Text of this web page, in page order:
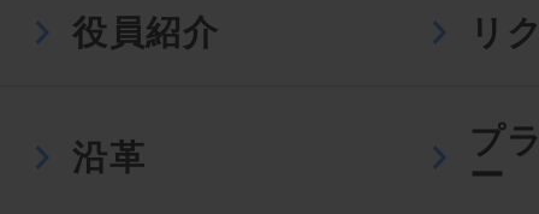
役員紹介 リ
沿革
プ
ー